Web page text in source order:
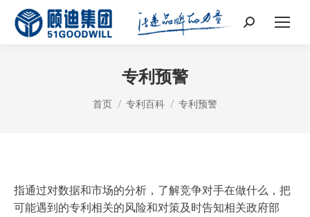
Search:
专利预警
您在这里：
首页 专利百科 专利预警
指通过对数据和市场的分析，了解竞争对手在做什么，把
可能遇到的专利相关的风险和对策及时告知相关政府部